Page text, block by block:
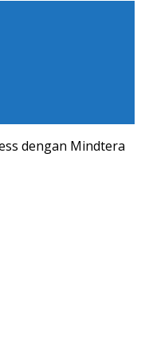
dengan Mindtera